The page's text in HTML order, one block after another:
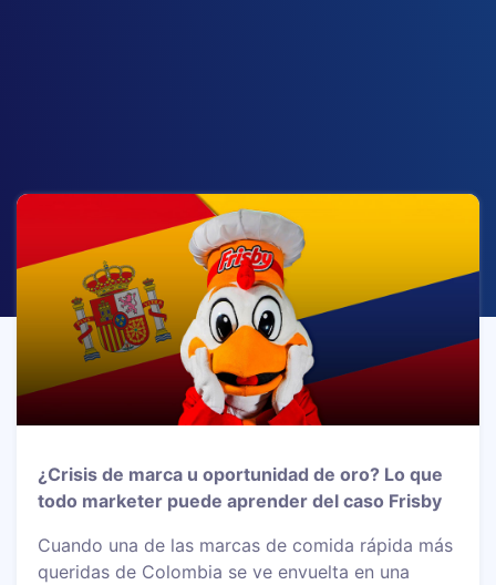
¿Crisis de marca u oportunidad de oro? Lo que
todo marketer puede aprender del caso Frisby
Cuando una de las marcas de comida rápida más
queridas de Colombia se ve envuelta en una